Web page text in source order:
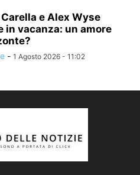
e Alex Wyse
in vacanza: un amore
- 1 Agosto 2026 - 11:02